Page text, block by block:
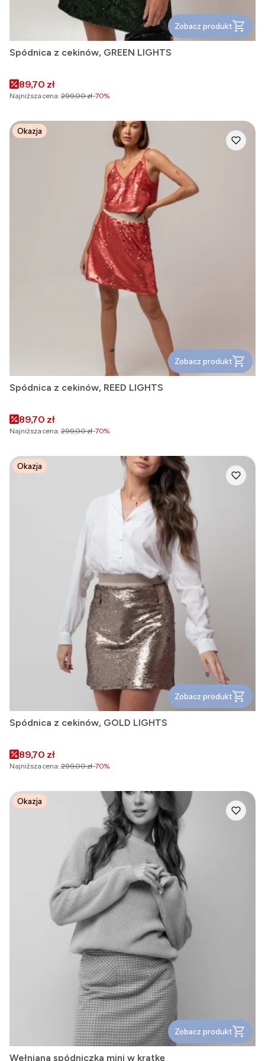
Zobacz produkt
Spódnica z cekinów, GREEN LIGHTS
Cena promocyjna
89,70 zł
Najniższa cena: 299,00 zł-70%
Okazja
Zobacz produkt
Spódnica z cekinów, REED LIGHTS
Cena promocyjna
89,70 zł
Najniższa cena: 299,00 zł-70%
Okazja
Zobacz produkt
Spódnica z cekinów, GOLD LIGHTS
Cena promocyjna
89,70 zł
Najniższa cena: 299,00 zł-70%
Okazja
Zobacz produkt
Wełniana spódniczka mini w kratkę